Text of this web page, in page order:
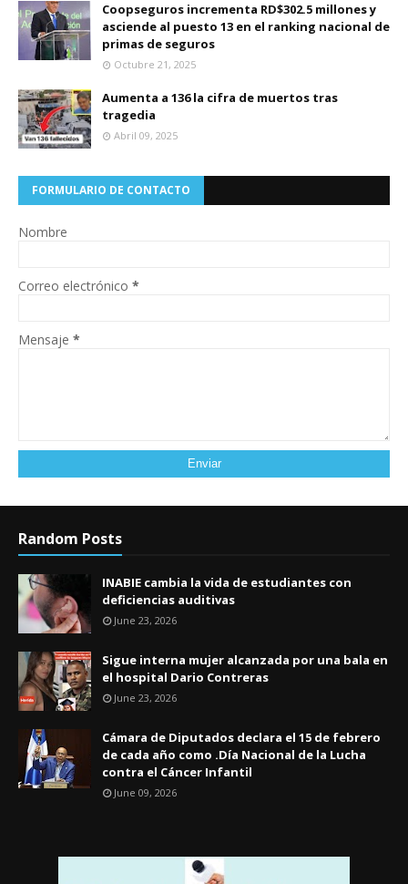
Coopseguros incrementa RD$302.5 millones y
asciende al puesto 13 en el ranking nacional de
primas de seguros
Octubre 21, 2025
Aumenta a 136 la cifra de muertos tras
tragedia
Abril 09, 2025
FORMULARIO DE CONTACTO
Nombre
Correo electrónico *
Mensaje *
Random Posts
INABIE cambia la vida de estudiantes con
deficiencias auditivas
June 23, 2026
Sigue interna mujer alcanzada por una bala en
el hospital Dario Contreras
June 23, 2026
Cámara de Diputados declara el 15 de febrero
de cada año como .Día Nacional de la Lucha
contra el Cáncer Infantil
June 09, 2026